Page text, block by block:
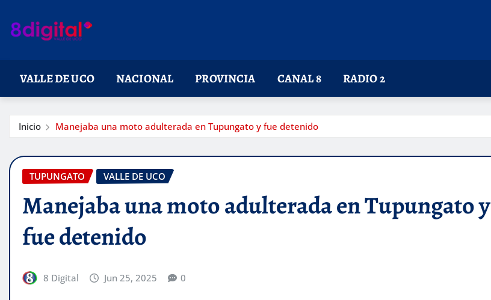
contenido
VALLE DE UCO NACIONAL PROVINCIA CANAL 8 RADIO 2
Inicio Manejaba una moto adulterada en Tupungato y fue detenido
TUPUNGATO VALLE DE UCO
Manejaba una moto adulterada en Tupungato y
fue detenido
8 Digital Jun 25, 2025 0